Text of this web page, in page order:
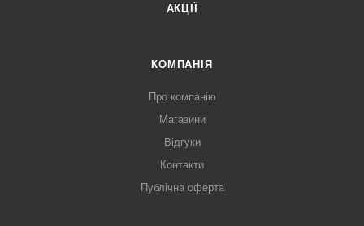
АКЦІЇ
КОМПАНІЯ
Про компанію
Магазини
Відгуки
Контакти
Публічна оферта